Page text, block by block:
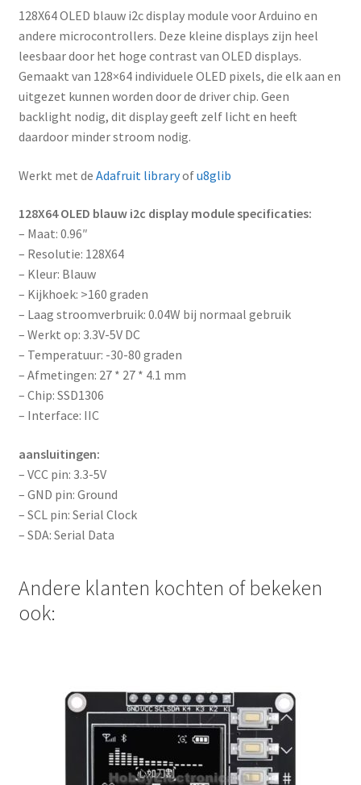
128X64 OLED blauw i2c display module voor Arduino en
andere microcontrollers. Deze kleine displays zijn heel
leesbaar door het hoge contrast van OLED displays.
Gemaakt van 128×64 individuele OLED pixels, die elk aan en
uitgezet kunnen worden door de driver chip. Geen
backlight nodig, dit display geeft zelf licht en heeft
daardoor minder stroom nodig.
Werkt met de Adafruit libraryofu8glib
128X64 OLED blauw i2c display module specificaties:
– Maat: 0.96″
– Resolutie: 128X64
– Kleur: Blauw
– Kijkhoek: >160 graden
– Laag stroomverbruik: 0.04W bij normaal gebruik
– Werkt op: 3.3V-5V DC
– Temperatuur: -30-80 graden
– Afmetingen: 27 * 27 * 4.1 mm
– Chip: SSD1306
– Interface: IIC
aansluitingen:
– VCC pin: 3.3-5V
– GND pin: Ground
– SCL pin: Serial Clock
– SDA: Serial Data
Andere klanten kochten of bekeken
ook: